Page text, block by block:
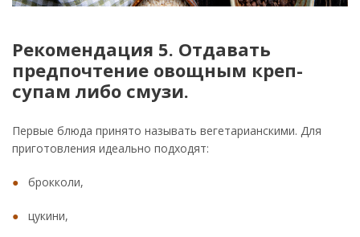
Рекомендация 5. Отдавать
предпочтение овощным креп-
супам либо смузи.
Первые блюда принято называть вегетарианскими. Для
приготовления идеально подходят:
брокколи,
цукини,